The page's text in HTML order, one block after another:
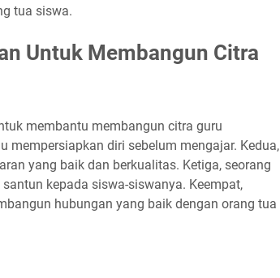
tua siswa.
Untuk Membangun Citra
membantu membangun citra guru
mempersiapkan diri sebelum mengajar. Kedua,
yang baik dan berkualitas. Ketiga, seorang
kepada siswa-siswanya. Keempat,
hubungan yang baik dengan orang tua